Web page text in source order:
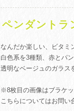
ペンダントラ
なんだか楽しい、ビタミ
白色系を3種類、赤とパ
透明なベージュのガラス
※8枚目の画像はブラケ
こちらについてはお問い